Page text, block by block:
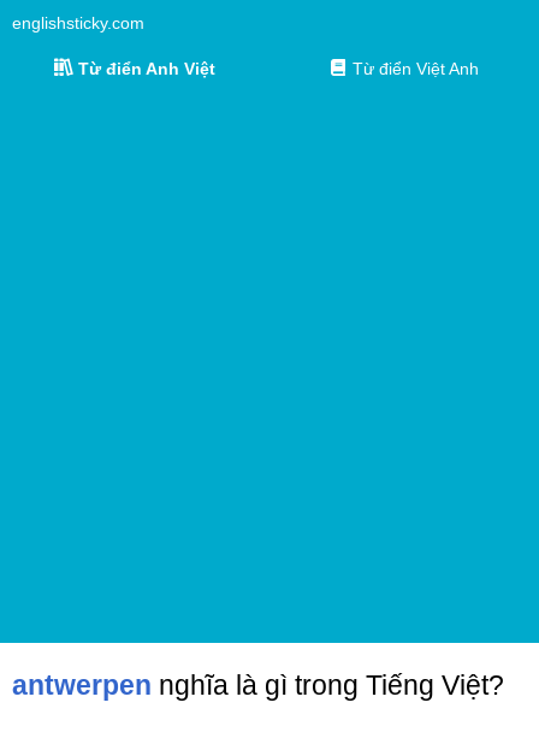
englishsticky.com
Từ điển Anh Việt Từ điển Việt Anh
antwerpen nghĩa là gì trong Tiếng Việt?